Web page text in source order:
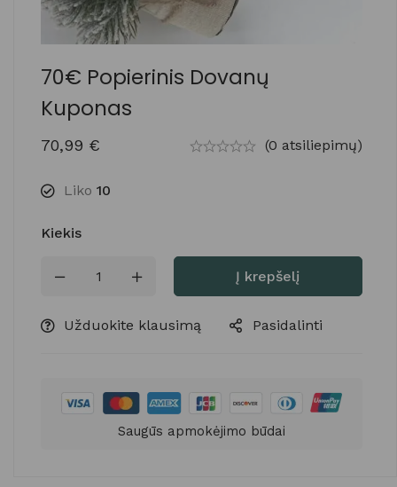
70€ Popierinis Dovanų
Kuponas
70,99 € (0 atsiliepimų)
Liko 10
Kiekis
Į krepšelį
Užduokite klausimą Pasidalinti
Saugūs apmokėjimo būdai